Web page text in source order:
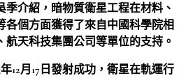
季介紹，暗物質衛星工程在材料、
各個方面獲得了來自中國科學院相
航天科技集團公司等單位的支持。
12月17日發射成功，衛星在軌運行